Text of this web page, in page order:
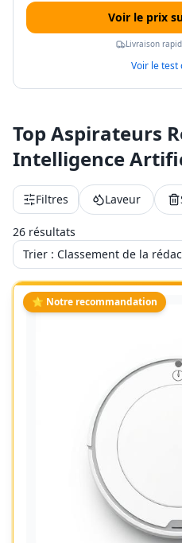
Voir le prix
Livraison
Voir le test
Top Aspirateurs
Intelligence
Filtres Laveur
26 résultats
Trier : Classement de la
⭐ Notre recommandation